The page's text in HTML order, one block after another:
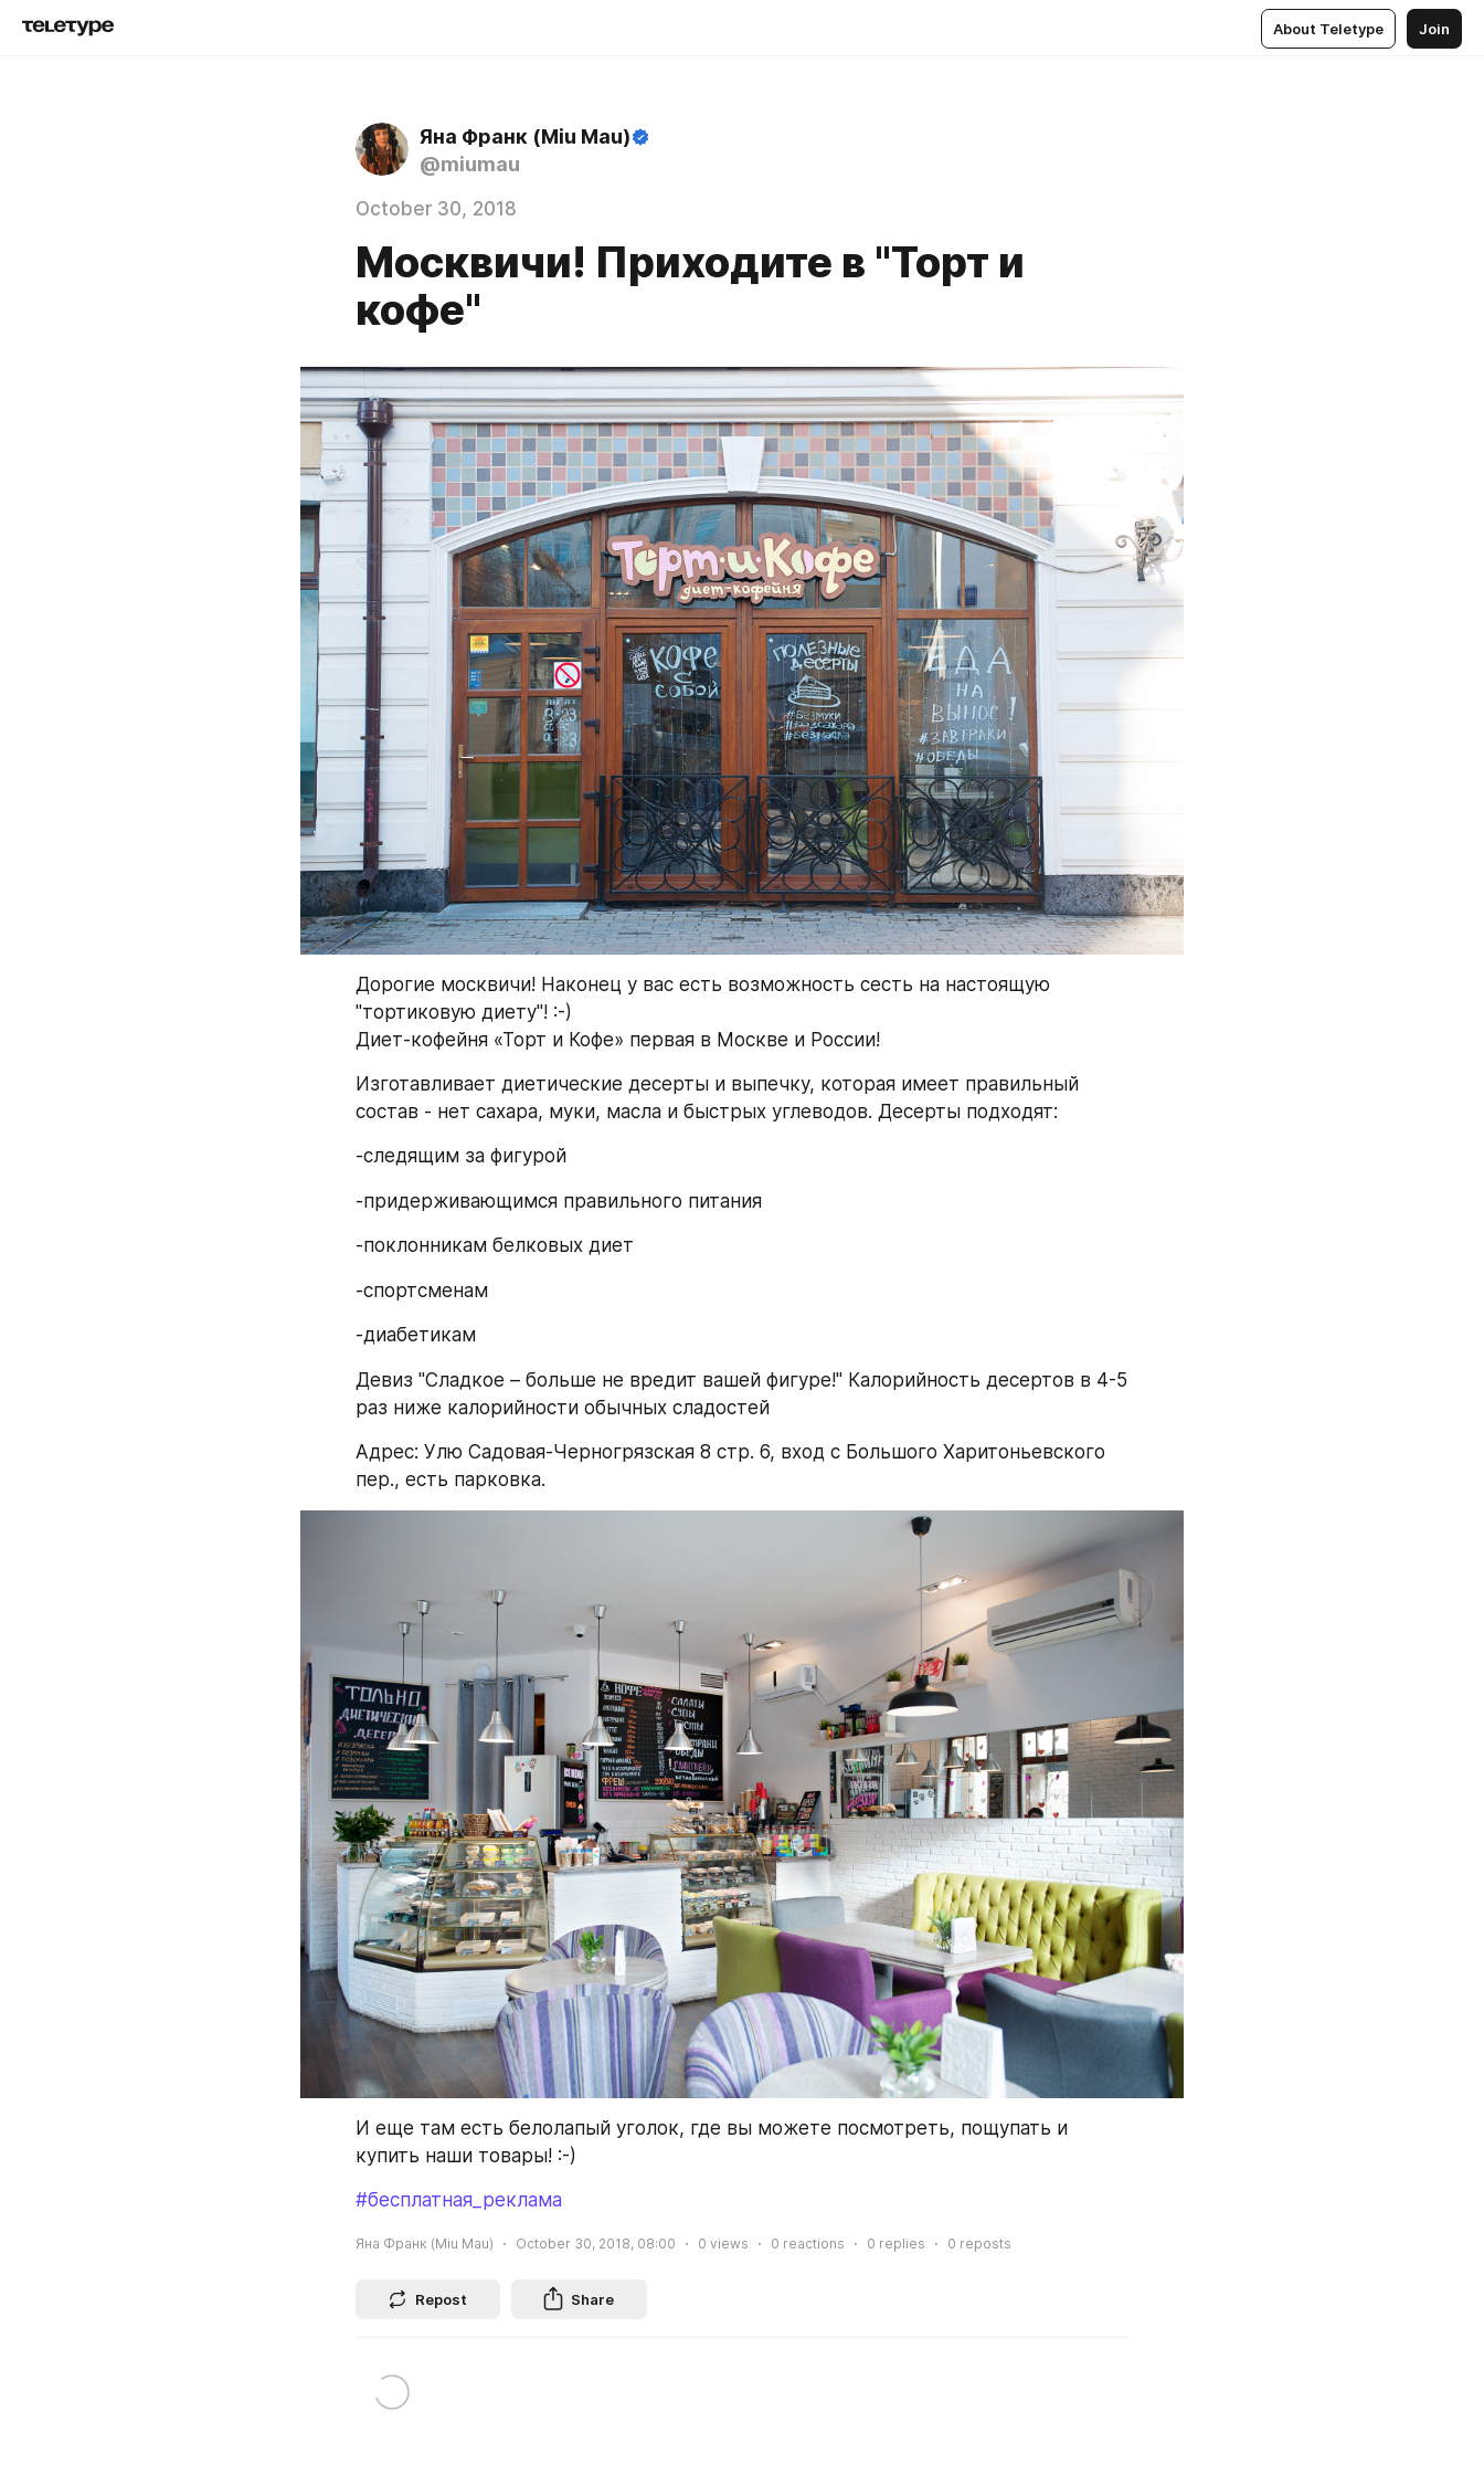
About Teletype Join
Яна Франк (Miu Mau)
@miumau
October 30, 2018
Москвичи! Приходите в "Торт и
кофе"
Дорогие москвичи! Наконец у вас есть возможность сесть на настоящую
"тортиковую диету"! :-)
Диет-кофейня «Торт и Кофе» первая в Москве и России!
Изготавливает диетические десерты и выпечку, которая имеет правильный
состав - нет сахара, муки, масла и быстрых углеводов. Десерты подходят:
-следящим за фигурой
-придерживающимся правильного питания
-поклонникам белковых диет
-спортсменам
-диабетикам
Девиз "Сладкое – больше не вредит вашей фигуре!" Калорийность десертов в 4-5
раз ниже калорийности обычных сладостей
Адрес: Улю Садовая-Черногрязская 8 стр. 6, вход с Большого Харитоньевского
пер., есть парковка.
И еще там есть белолапый уголок, где вы можете посмотреть, пощупать и
купить наши товары! :-)
#бесплатная_реклама
Яна Франк (Miu Mau) October 30, 2018, 08:00 0 views 0 reactions 0 replies 0 reposts
Repost Share